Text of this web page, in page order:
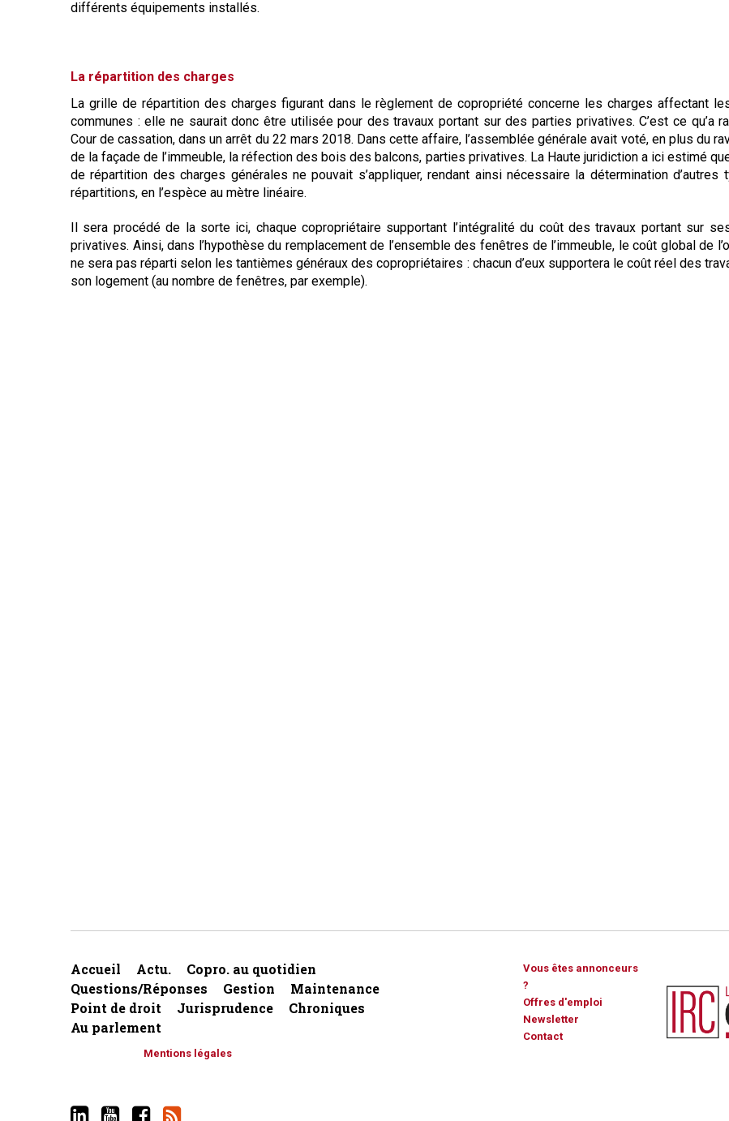
différents équipements installés.
La répartition des charges
La grille de répartition des charges figurant dans le règlement de copropriété concerne les charges affectant
communes : elle ne saurait donc être utilisée pour des travaux portant sur des parties privatives. C’est ce qu’a
Cour de cassation, dans un arrêt du 22 mars 2018. Dans cette affaire, l’assemblée générale avait voté, en plus du
de la façade de l’immeuble, la réfection des bois des balcons, parties privatives. La Haute juridiction a ici estimé
de répartition des charges générales ne pouvait s’appliquer, rendant ainsi nécessaire la détermination d’autres
répartitions, en l’espèce au mètre linéaire.
Il sera procédé de la sorte ici, chaque copropriétaire supportant l’intégralité du coût des travaux portant sur
privatives. Ainsi, dans l’hypothèse du remplacement de l’ensemble des fenêtres de l’immeuble, le coût global de
ne sera pas réparti selon les tantièmes généraux des copropriétaires : chacun d’eux supportera le coût réel des
son logement (au nombre de fenêtres, par exemple).
Accueil Actu.
Copro. au quotidien
Questions/Réponses
Gestion
Maintenance
Point de droit
Jurisprudence
Chroniques
Au parlement
Vous êtes annonceurs
?
Offres d'emploi
Newsletter
Contact
Mentions légales